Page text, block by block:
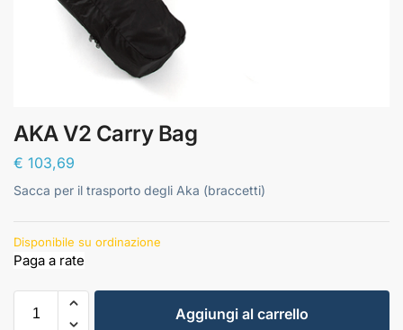
AKA V2 Carry Bag
€ 103,69
Sacca per il trasporto degli Aka (braccetti)
Disponibile su ordinazione
Aggiungi al carrello